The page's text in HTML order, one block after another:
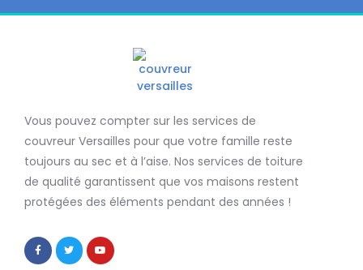
Vous pouvez compter sur les services de
couvreur Versailles pour que votre famille reste
toujours au sec et à l’aise. Nos services de toiture
de qualité garantissent que vos maisons restent
protégées des éléments pendant des années !